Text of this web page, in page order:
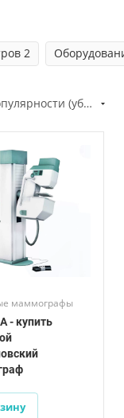
2
По популярности (убывание)
маммографы
- купить